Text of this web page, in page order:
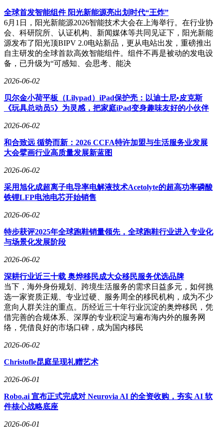
全球首发智能组件 阳光新能源亮出划时代“王炸”
6月1日，阳光新能源2026智能技术大会在上海举行。在行业协
会、科研院所、认证机构、新闻媒体等共同见证下，阳光新能
源发布了阳光顶BIPV 2.0电站新品，更从电站出发，重磅推出
自主研发的全球首款高效智能组件。组件不再是被动的发电设
备，已升级为“可感知、会思考、能决
2026-06-02
贝尔金小荷平板（Lilypad）iPad保护壳：以迪士尼•皮克斯
《玩具总动员5》为灵感，把家庭iPad变身趣味友好的小伙伴
2026-06-02
和合致远 循势而新：2026 CCFA特许加盟与生活服务业发展
大会擘画行业高质量发展新蓝图
2026-06-02
采用旭化成超离子电导率电解液技术Acetolyte的超高功率磷酸
铁锂LFP电池电芯开始销售
2026-06-02
特步获评2025年全球跑鞋销量领先，全球跑鞋行业进入专业化
与场景化发展阶段
2026-06-02
深耕行业近三十载 奥烨移民成大众移民服务优选品牌
当下，海外身份规划、跨境生活服务的需求日益多元，如何挑
选一家资质正规、专业过硬、服务周全的移民机构，成为不少
意向人群关注的重点。历经近三十年行业沉淀的奥烨移民，凭
借完善的合规体系、深厚的专业积淀与遍布海内外的服务网
络，凭借良好的市场口碑，成为国内移民
2026-06-02
Christofle昆庭呈现礼赠艺术
2026-06-01
Robo.ai 宣布正式完成对 Neurovia AI 的全资收购，夯实 AI 软
件核心战略底座
2026-06-01